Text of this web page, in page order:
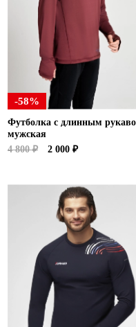
-58%
Футболка с длинным
мужская
4 800 ₽
2 000 ₽